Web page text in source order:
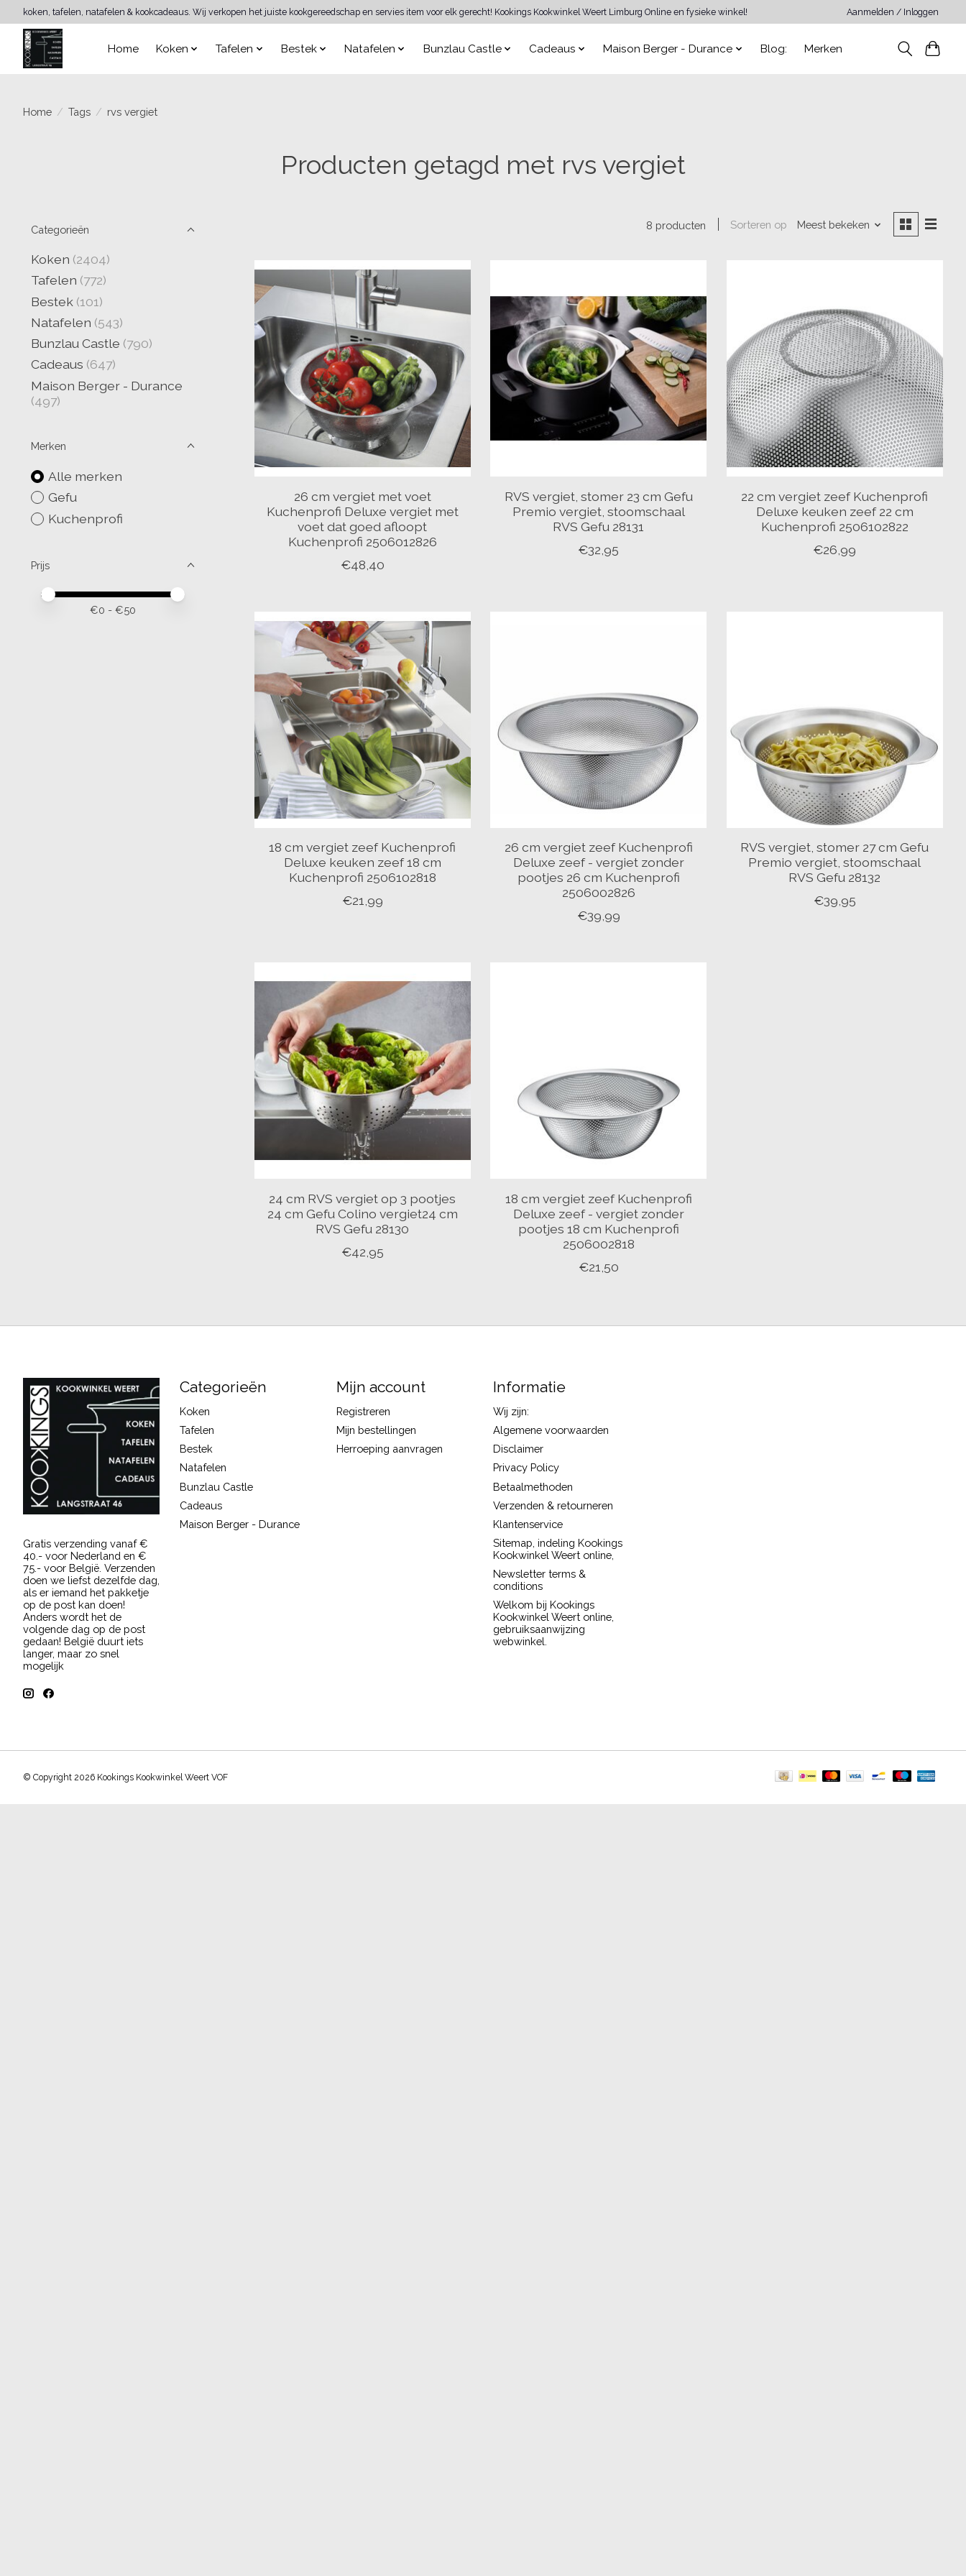
koken, tafelen, natafelen & kookcadeaus. Wij verkopen het juiste kookgereedschap en servies item voor elk gerecht! Kookings Kookwinkel Weert Limburg Online en fysieke winkel! Aanmelden / Inloggen
Home Koken Tafelen Bestek Natafelen Bunzlau Castle Cadeaus Maison Berger - Durance Blog: Merken
Home / Tags / rvs vergiet
Producten getagd met rvs vergiet
Categorieën
Koken (2404)
Tafelen (772)
Bestek (101)
Natafelen (543)
Bunzlau Castle (790)
Cadeaus (647)
Maison Berger - Durance
(497)
Merken
Alle merken
Gefu
Kuchenprofi
Prijs
Minimale prijswaarde
Price maximum value
€0 - €50
8 producten Sorteren op Meest bekeken
26 cm vergiet met voet
Kuchenprofi Deluxe vergiet met
voet dat goed afloopt
Kuchenprofi 2506012826
€48,40
RVS vergiet, stomer 23 cm Gefu
Premio vergiet, stoomschaal
RVS Gefu 28131
€32,95
22 cm vergiet zeef Kuchenprofi
Deluxe keuken zeef 22 cm
Kuchenprofi 2506102822
€26,99
18 cm vergiet zeef Kuchenprofi
Deluxe keuken zeef 18 cm
Kuchenprofi 2506102818
€21,99
26 cm vergiet zeef Kuchenprofi
Deluxe zeef - vergiet zonder
pootjes 26 cm Kuchenprofi
2506002826
€39,99
RVS vergiet, stomer 27 cm Gefu
Premio vergiet, stoomschaal
RVS Gefu 28132
€39,95
24 cm RVS vergiet op 3 pootjes
24 cm Gefu Colino vergiet24 cm
RVS Gefu 28130
€42,95
18 cm vergiet zeef Kuchenprofi
Deluxe zeef - vergiet zonder
pootjes 18 cm Kuchenprofi
2506002818
€21,50
Gratis verzending vanaf €
40.- voor Nederland en €
75.- voor België. Verzenden
doen we liefst dezelfde dag,
als er iemand het pakketje
op de post kan doen!
Anders wordt het de
volgende dag op de post
gedaan! België duurt iets
langer, maar zo snel
mogelijk
Categorieën
Koken
Tafelen
Bestek
Natafelen
Bunzlau Castle
Cadeaus
Maison Berger - Durance
Mijn account
Registreren
Mijn bestellingen
Herroeping aanvragen
Informatie
Wij zijn:
Algemene voorwaarden
Disclaimer
Privacy Policy
Betaalmethoden
Verzenden & retourneren
Klantenservice
Sitemap, indeling Kookings
Kookwinkel Weert online,
Newsletter terms &
conditions
Welkom bij Kookings
Kookwinkel Weert online,
gebruiksaanwijzing
webwinkel.
© Copyright 2026 Kookings Kookwinkel Weert VOF